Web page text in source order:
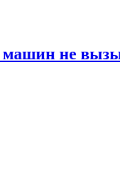
машин не